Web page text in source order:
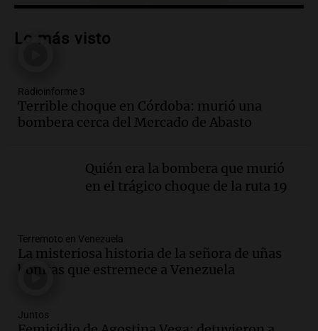
Audio.Mateo Bouniba, joven de Villa
en Estados Unidos
Audio.Fieles celebran a San Cayetano
en Córdoba pidiendo pan, paz y trabajo
Día Internacional de la Cerveza:
mitos, secretos y el desafío de producir
Episodios
Audio.Tucumán enfrenta un equilibrio
financiero precario debido a la caída del
Panorama Federal
Lo más visto
Radioinforme 3
Terrible choque en Córdoba: murió una
bombera cerca del Mercado de Abasto
Quién era la bombera que murió
en el trágico choque de la ruta 19
Terremoto en Venezuela
La misteriosa historia de la señora de uñas
bonitas que estremece a Venezuela
Juntos